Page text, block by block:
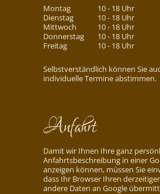
Montag
10 - 18 Uhr
Dienstag
10 - 18 Uhr
Mittwoch
10 - 18 Uhr
Donnerstag
10 - 18 Uhr
Freitag
10 - 18 Uhr
Selbstverständlich können Sie
individuelle Termine abstimmen.
Anfahrt
Damit wir Ihnen Ihre ganz
Anfahrtsbeschreibung in einer
anzeigen können, müssen Sie
dass Ihr Browser Ihren
andere Daten an Google